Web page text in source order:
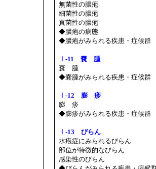
無菌性の膿疱
細菌性の膿疱
真菌性の膿疱
◆膿疱の病態
◆膿疱がみられる疾患・症候群
Ⅰ-11 嚢 腫
嚢 腫
◆嚢腫がみられる疾患・症候群
Ⅰ-12 膨 疹
膨 疹
◆膨疹がみられる疾患・症候群
Ⅰ-13 びらん
水疱症にみられるびらん
部位が特徴的なびらん
感染性のびらん